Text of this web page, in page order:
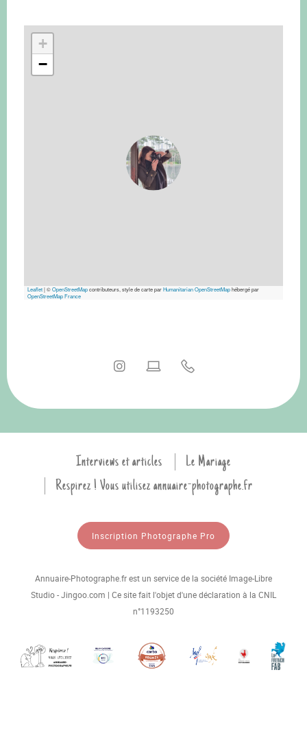
+
−
Leaflet|©OpenStreetMapcontributeurs, style de carte parHumanitarian OpenStreetMaphébergé par
OpenStreetMap France
Interviews et articles
Le Mariage
Respirez ! Vous utilisez annuaire-photographe.fr
Inscription Photographe Pro
Annuaire-Photographe.fr est un service de la société Image-Libre
Studio - Jingoo.com | Ce site fait l'objet d'une déclaration à la CNIL
n°1193250